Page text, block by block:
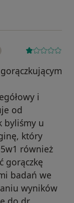
i
od
byliśmy u
który
również
gorączkę
badań we
wyników